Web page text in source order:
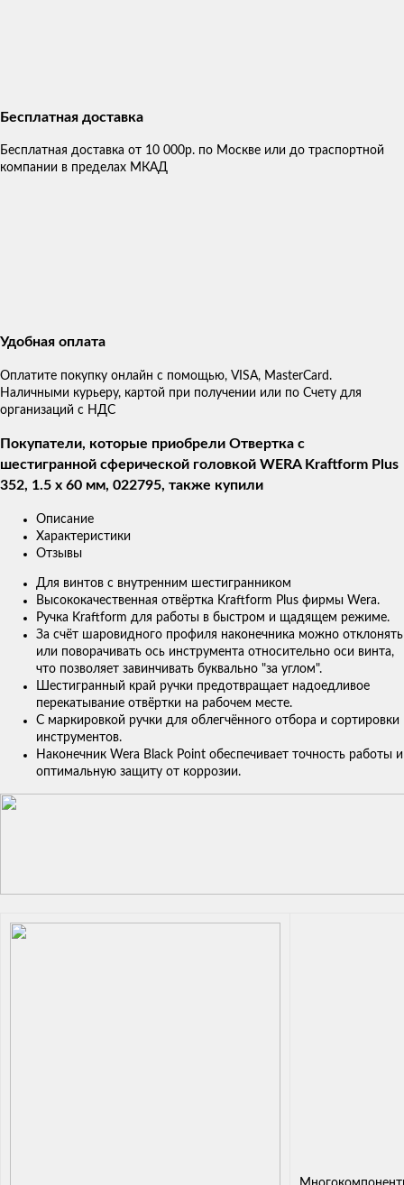
Бесплатная доставка
Бесплатная доставка от 10 000р. по Москве или до траспортной
компании в пределах МКАД
Удобная оплата
Оплатите покупку онлайн с помощью, VISA, MasterCard.
Наличными курьеру, картой при получении или по Счету для
организаций с НДС
Покупатели, которые приобрели Отвертка с
шестигранной сферической головкой WERA Kraftform Plus
352, 1.5 x 60 мм, 022795, также купили
Описание
Характеристики
Отзывы
Для винтов с внутренним шестигранником
Высококачественная отвёртка Kraftform Plus фирмы Wera.
Ручка Kraftform для работы в быстром и щадящем режиме.
За счёт шаровидного профиля наконечника можно отклонять
или поворачивать ось инструмента относительно оси винта,
что позволяет завинчивать буквально "за углом".
Шестигранный край ручки предотвращает надоедливое
перекатывание отвёртки на рабочем месте.
С маркировкой ручки для облегчённого отбора и сортировки
инструментов.
Наконечник Wera Black Point обеспечивает точность работы и
оптимальную защиту от коррозии.